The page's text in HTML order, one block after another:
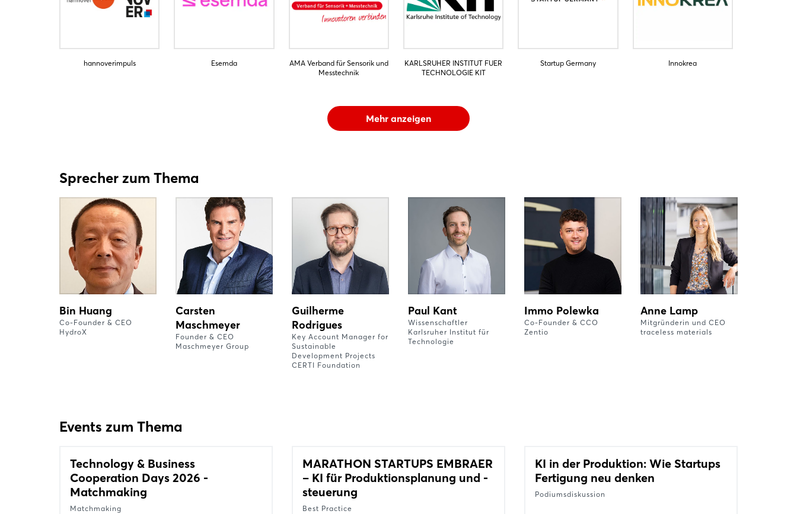
hannoverimpuls Esemda
AMA Verband für Sensorik und
Messtechnik
KARLSRUHER INSTITUT FUER
TECHNOLOGIE KIT
Startup Germany Innokrea
Mehr anzeigen
Sprecher zum Thema
Bin Huang
Co-Founder & CEO
HydroX
Carsten
Maschmeyer
Founder & CEO
Maschmeyer Group
Guilherme
Rodrigues
Key Account Manager for
Sustainable
Development Projects
CERTI Foundation
Paul Kant
Wissenschaftler
Karlsruher Institut für
Technologie
Immo Polewka
Co-Founder & CCO
Zentio
Anne Lamp
Mitgründerin und CEO
traceless materials
Events zum Thema
Technology & Business
Cooperation Days 2026 -
Matchmaking
Matchmaking
MARATHON STARTUPS EMBRAER
– KI für Produktionsplanung und -
steuerung
Best Practice
KI in der Produktion: Wie Startups
Fertigung neu denken
Podiumsdiskussion